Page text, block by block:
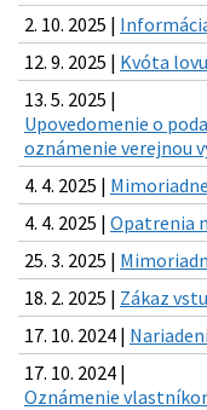
2. 10. 2025 |
12. 9. 2025 | Kvóta
13. 5. 2025 |
Upovedomenie o
oznámenie verejnou
4. 4. 2025 |
4. 4. 2025 | Opatrenia
25. 3. 2025 |
18. 2. 2025 | Zákaz
17. 10. 2024 |
17. 10. 2024 |
Oznámenie